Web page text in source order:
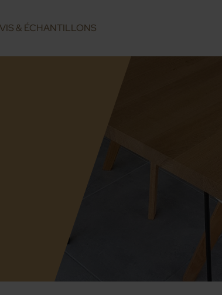
& ÉCHANTILLONS